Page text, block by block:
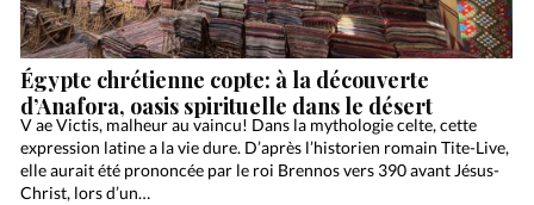
Égypte chrétienne copte: à la découverte
d’Anafora, oasis spirituelle dans le désert
V ae Victis, malheur au vaincu! Dans la mythologie celte, cette
expression latine a la vie dure. D’après l’historien romain Tite-Live,
elle aurait été prononcée par le roi Brennos vers 390 avant Jésus-
Christ, lors d’un…